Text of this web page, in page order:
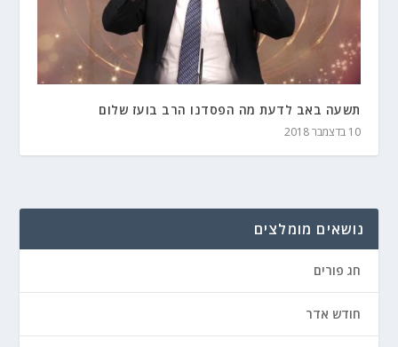
תשעה באב לדעת מה הפסדנו הרב בועז שלום
10 בדצמבר 2018
נושאים מומלצים
חג פורים
חודש אדר